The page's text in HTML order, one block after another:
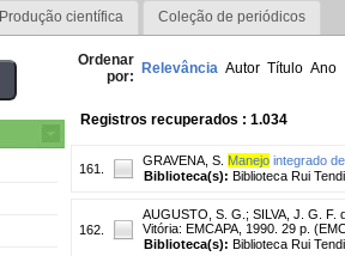
Produção científica Coleção de periódicos
Ordenar
por: Relevância Autor Título Ano
Registros recuperados : 1.034
161.
GRAVENA, S. Manejo integrado
Biblioteca(s): Biblioteca Rui
162.
AUGUSTO, S. G. ; SILVA, J. G. F.
Vitória: EMCAPA, 1990. 29 p.
Biblioteca(s): Biblioteca Rui